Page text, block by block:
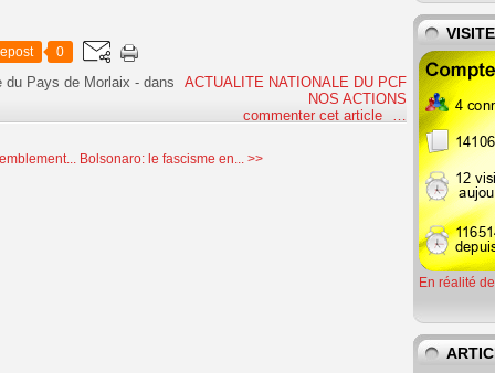
0
du Pays de Morlaix -dans
ACTUALITE NATIONALE DU PCF
NOS ACTIONS
commenter cet article
…
Bolsonaro: le fascisme en... >>
En réalité